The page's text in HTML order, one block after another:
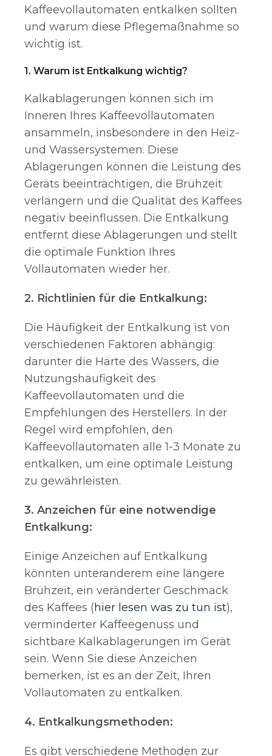
Kaffeevollautomaten entkalken sollten
und warum diese Pflegemaßnahme so
wichtig ist.
1. Warum ist Entkalkung wichtig?
Kalkablagerungen können sich im
Inneren Ihres Kaffeevollautomaten
ansammeln, insbesondere in den Heiz-
und Wassersystemen. Diese
Ablagerungen können die Leistung des
Geräts beeinträchtigen, die Brühzeit
verlängern und die Qualität des Kaffees
negativ beeinflussen. Die Entkalkung
entfernt diese Ablagerungen und stellt
die optimale Funktion Ihres
Vollautomaten wieder her.
2. Richtlinien für die Entkalkung:
Die Häufigkeit der Entkalkung ist von
verschiedenen Faktoren abhängig:
darunter die Härte des Wassers, die
Nutzungshäufigkeit des
Kaffeevollautomaten und die
Empfehlungen des Herstellers. In der
Regel wird empfohlen, den
Kaffeevollautomaten alle 1-3 Monate zu
entkalken, um eine optimale Leistung
zu gewährleisten.
3. Anzeichen für eine notwendige
Entkalkung:
Einige Anzeichen auf Entkalkung
könnten unteranderem eine längere
Brühzeit, ein veränderter Geschmack
des Kaffees (hier lesen was zu tun ist),
verminderter Kaffeegenuss und
sichtbare Kalkablagerungen im Gerät
sein. Wenn Sie diese Anzeichen
bemerken, ist es an der Zeit, Ihren
Vollautomaten zu entkalken.
4. Entkalkungsmethoden:
Es gibt verschiedene Methoden zur